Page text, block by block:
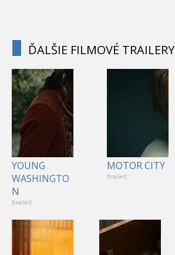
ĎALŠIE FILMOVÉ TRAILERY
YOUNG
WASHINGTO
N
[trailer]
MOTOR CITY
[trailer]